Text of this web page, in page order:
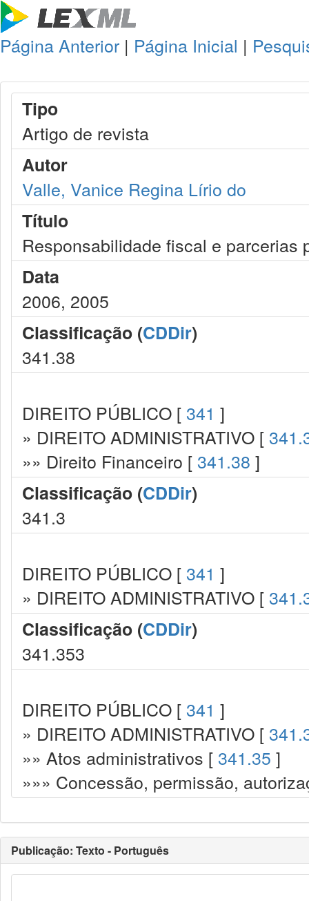
Página Anterior | Página Inicial |
Tipo
Artigo de revista
Autor
Valle, Vanice Regina Lírio do
Título
Responsabilidade fiscal e parcerias
Data
2006, 2005
Classificação (CDDir)
341.38
DIREITO PÚBLICO [ 341 ]
» DIREITO ADMINISTRATIVO [
»» Direito Financeiro [ 341.38 ]
Classificação (CDDir)
341.3
DIREITO PÚBLICO [ 341 ]
» DIREITO ADMINISTRATIVO [
Classificação (CDDir)
341.353
DIREITO PÚBLICO [ 341 ]
» DIREITO ADMINISTRATIVO [
»» Atos administrativos [ 341.35 ]
»»» Concessão, permissão,
Publicação: Texto - Português